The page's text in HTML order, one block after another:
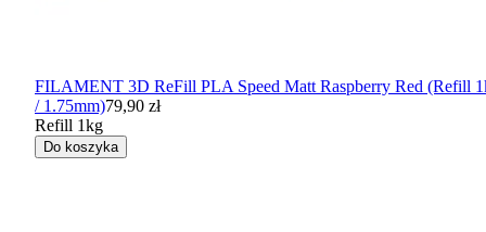
FILAMENT 3D ReFill PLA Speed Matt Raspberry Red (Refill
/ 1.75mm)79,90 zł
Refill 1kg
Do koszyka